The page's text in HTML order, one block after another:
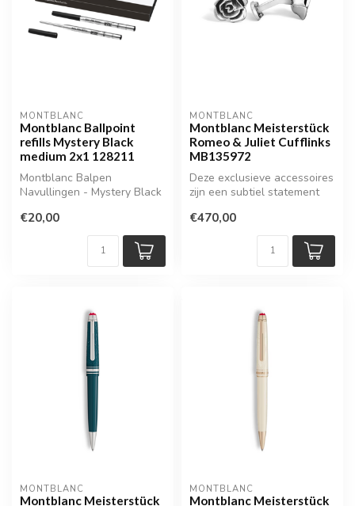
MONTBLANC
Montblanc Ballpoint
refills Mystery Black
medium 2x1 128211
Montblanc Balpen
Navullingen - Mystery Black
MB128211
€20,00
MONTBLANC
Montblanc Meisterstück
Romeo & Juliet Cufflinks
MB135972
Deze exclusieve accessoires
zijn een subtiel statement
gentleman...
€470,00
MONTBLANC
Montblanc Meisterstück
MONTBLANC
Montblanc Meisterstück